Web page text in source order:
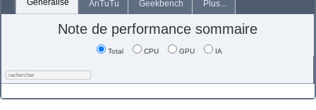
Généralisé AnTuTu Geekbench Plus...
Note de performance sommaire
Total CPU GPU IA